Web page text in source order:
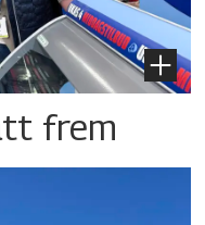
frem